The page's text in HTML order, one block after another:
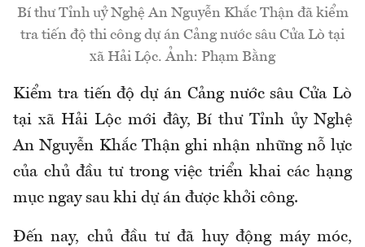
Bí thư Tỉnh uỷ Nghệ An Nguyễn Khắc Thận đã kiểm
tra tiến độ thi công dự án Cảng nước sâu Cửa Lò tại
xã Hải Lộc. Ảnh: Phạm Bằng
Kiểm tra tiến độ dự án Cảng nước sâu Cửa Lò
tại xã Hải Lộc mới đây, Bí thư Tỉnh ủy Nghệ
An Nguyễn Khắc Thận ghi nhận những nỗ lực
của chủ đầu tư trong việc triển khai các hạng
mục ngay sau khi dự án được khởi công.
Đến nay, chủ đầu tư đã huy động máy móc,